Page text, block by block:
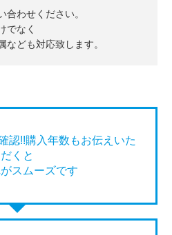
合わせください。
でなく
なども対応致します。
認!!購入年数もお伝えいた
だくと
スムーズです